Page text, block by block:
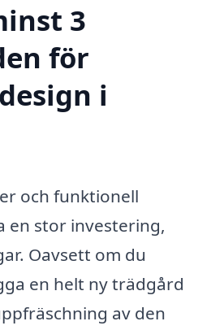
3
för
i
och funktionell
en stor investering,
Oavsett om du
en helt ny trädgård
av den